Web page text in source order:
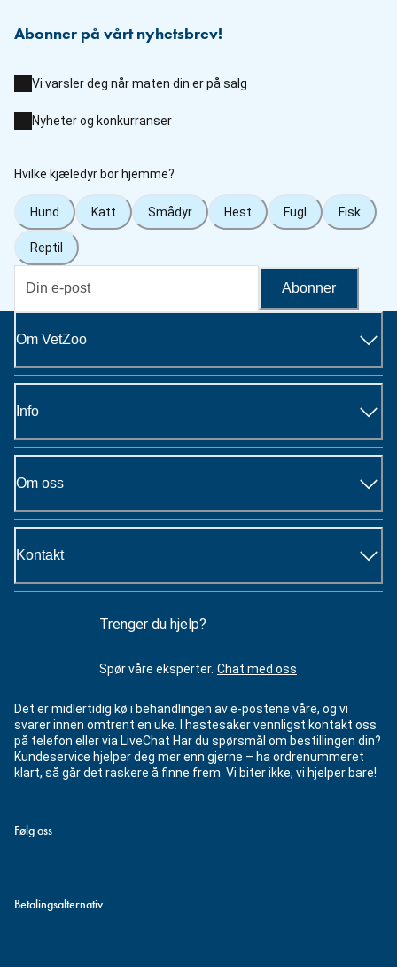
Abonner på vårt nyhetsbrev!
Vi varsler deg når maten din er på salg
Nyheter og konkurranser
Hvilke kjæledyr bor hjemme?
Hund Katt Smådyr Hest Fugl Fisk
Reptil
Abonner
Om VetZoo
Info
Om oss
Kontakt
Trenger du hjelp?
Spør våre eksperter. Chat med oss
Det er midlertidig kø i behandlingen av e-postene våre, og vi
svarer innen omtrent en uke. I hastesaker vennligst kontakt oss
på telefon eller via LiveChat Har du spørsmål om bestillingen din?
Kundeservice hjelper deg mer enn gjerne – ha ordrenummeret
klart, så går det raskere å finne frem. Vi biter ikke, vi hjelper bare!
Følg oss
Betalingsalternativ